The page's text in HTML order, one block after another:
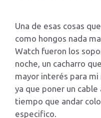
Una de esas cosas
como hongos nada
Watch fueron los
noche, un cacharro
mayor interés para
ya que poner un
tiempo que andar
especifico.